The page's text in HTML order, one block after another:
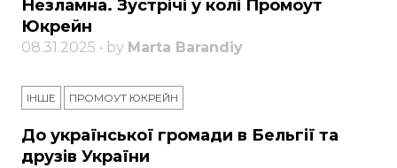
Незламна. Зустрічі у колі Промоут
Юкрейн
08.31.2025 • by Marta Barandiy
ІНШЕ ПРОМОУТ ЮКРЕЙН
До української громади в Бельгії та
друзів України